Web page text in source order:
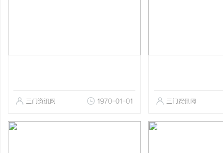
三门资讯网 1970-01-01 三门资讯网